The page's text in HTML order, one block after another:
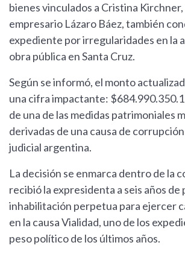
bienes vinculados a Cristina Kirchner,
empresario Lázaro Báez, también
expediente por irregularidades en la
obra pública en Santa Cruz.
Según se informó, el monto
una cifra impactante:
de una de las medidas patrimoniales
derivadas de una causa de
judicial argentina.
La decisión se enmarca dentro de la
recibió la expresidenta a seis años de
inhabilitación perpetua para ejercer
en la causa Vialidad, uno de los
peso político de los últimos años.